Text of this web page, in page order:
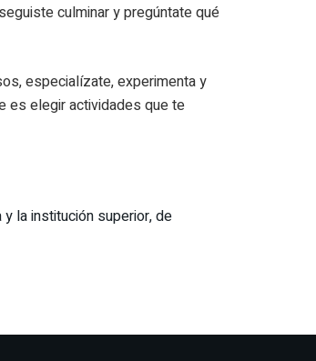
culminar y pregúntate qué
especialízate, experimenta y
es elegir actividades que te
la institución superior, de